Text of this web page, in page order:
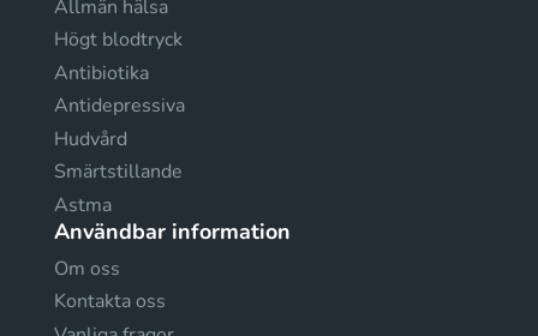
Allmän hälsa
Högt blodtryck
Antibiotika
Antidepressiva
Hudvård
Smärtstillande
Astma
Användbar information
Om oss
Kontakta oss